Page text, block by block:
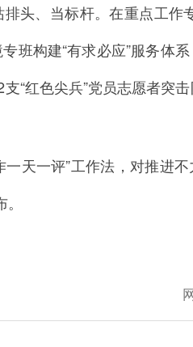
头、当标杆。在重点工作
班构建“有求必应”服务体
“红色尖兵”党员志愿者突
天一评”工作法，对推进不